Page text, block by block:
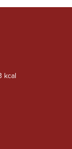
kcal